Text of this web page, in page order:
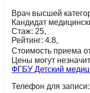
Врач высшей
Кандидат
Стаж: 25,
Рейтинг: 4.8,
Стоимость приема
Цены могут
ФГБУ Детский
Телефон для записи: